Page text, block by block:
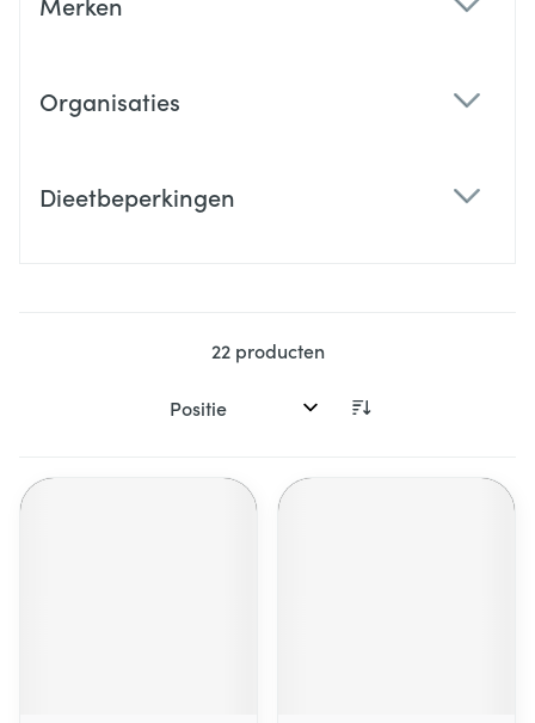
Organisaties
Dieetbeperkingen
22producten
Sorteer op: